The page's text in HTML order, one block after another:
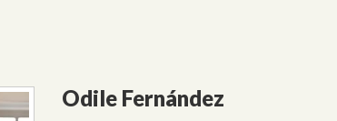
Odile Fernández